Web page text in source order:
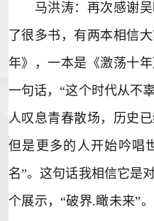
马洪涛：再次感谢吴
了很多书，有两本相信
年》，一本是《激荡十
一句话，“这个时代从不
人叹息青春散场，历史
但是更多的人开始吟唱
名”。这句话我相信它是
个展示，“破界.瞰未来”